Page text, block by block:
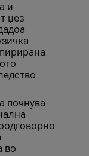
и
џез
почнува
во